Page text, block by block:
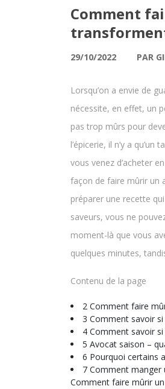
Comment
29/10/2022 PAR
Lorsqu’on a envie de
nécessite, en effet, un
pas trop mûrs pour
l’épicerie, il n’y a
vous venez d’acheter
façon de faire mûrir un
préparer une recette
saveurs, vous ne
moment-là que vous
quelques minutes,
Contenu de la page
2 Comment faire
3 Comment savoir
4 Comment savoir si
5 Avocat saison –
6 Pourquoi certains
7 Comment manger
Comment faire mûrir